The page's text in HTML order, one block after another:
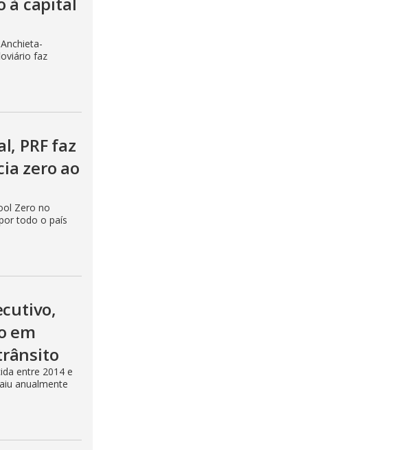
faz
PRF faz
zero ao
Zero no
todo o país
em
entre 2014 e
anualmente